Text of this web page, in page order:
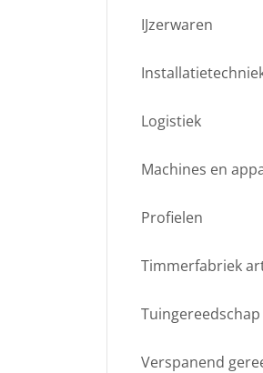
IJzerwaren
Logistiek
Machines en
Profielen
Timmerfabriek
Tuingereedschap
Verspanend